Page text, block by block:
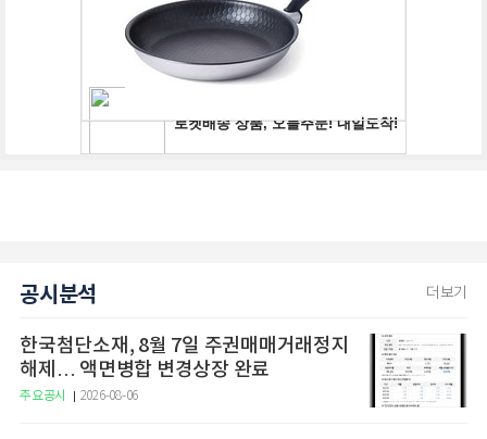
공시분석 더보기
한국첨단소재, 8월 7일 주권매매거래정지
해제… 액면병합 변경상장 완료
주요공시 2026-08-06